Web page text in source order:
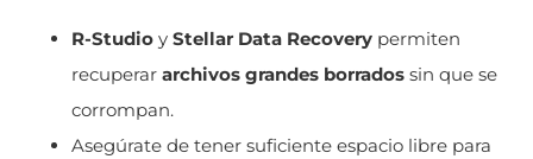
R-Studio y Stellar Data Recovery permiten
recuperar archivos grandes borrados sin que se
corrompan.
Asegúrate de tener suficiente espacio libre para